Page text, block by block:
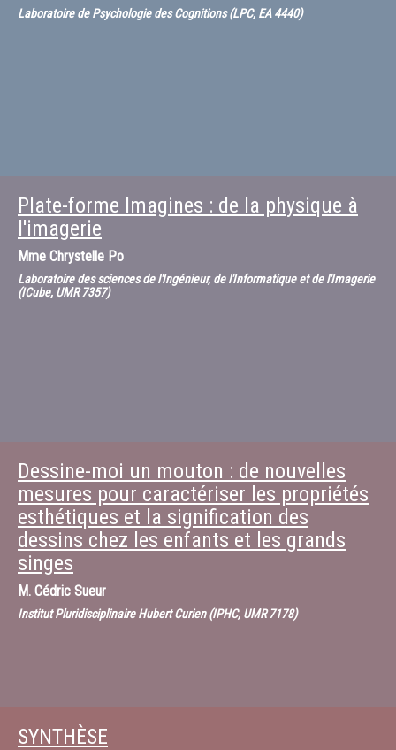
Laboratoire de Psychologie des Cognitions (LPC, EA 4440)
Plate-forme Imagines : de la physique à
l'imagerie
Mme Chrystelle Po
Laboratoire des sciences de l'Ingénieur, de l'Informatique et de l'Imagerie
(ICube, UMR 7357)
Dessine-moi un mouton : de nouvelles
mesures pour caractériser les propriétés
esthétiques et la signification des
dessins chez les enfants et les grands
singes
M. Cédric Sueur
Institut Pluridisciplinaire Hubert Curien (IPHC, UMR 7178)
SYNTHÈSE